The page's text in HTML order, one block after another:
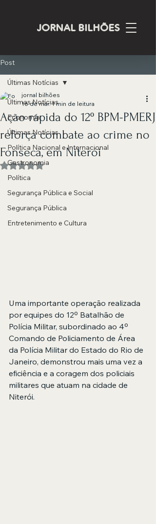
JORNAL BILHÕES
Post
Últimas Notícias
Economia
Últimas Notícias
Política Nacional e Internacional
Gastronomia
Política
Segurança Pública e Social
Segurança Pública
Entretenimento e Cultura
Últimas Notícias
Ação rápida do 12º BPM-PMERJ
reforça combate ao crime no
Fonseca, em Niterói
jornal bilhões
16 de mar.1 min de leitura
Avaliado com NaN de 5 estrelas.
Uma importante operação realizada
por equipes do 12º Batalhão de
Polícia Militar, subordinado ao 4º
Comando de Policiamento de Área
da Polícia Militar do Estado do Rio de
Janeiro, demonstrou mais uma vez a
eficiência e a coragem dos policiais
militares que atuam na cidade de
Niterói.